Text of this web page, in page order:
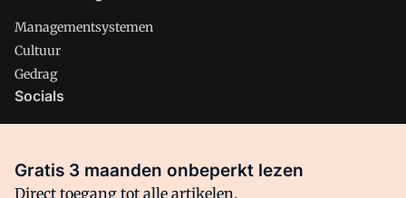
Managementsystemen
Cultuur
Gedrag
Socials
Facebook
Gratis 3 maanden onbeperkt lezen
Direct toegang tot alle artikelen,